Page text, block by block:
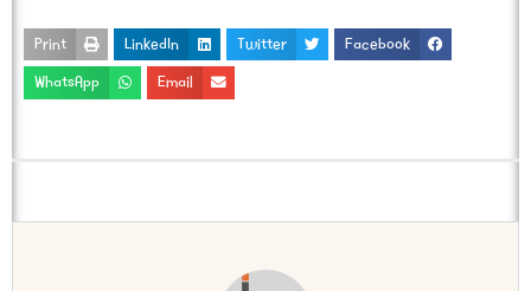
Facebook
Twitter
LinkedIn
Print
Email
WhatsApp